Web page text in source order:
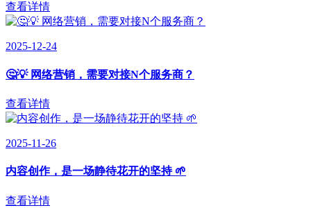
查看详情
2025-12-24
🤔💡 网络营销，需要对接N个服务商？
查看详情
2025-11-26
内容创作，是一场静待花开的坚持 🌱
查看详情